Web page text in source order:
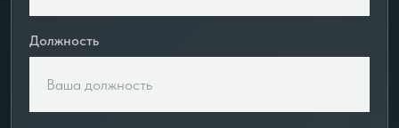
Должность